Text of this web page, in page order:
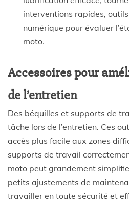
interventions rapides,
numérique pour évaluer
moto.
Accessoires pour
de l’entretien
Des béquilles et supports de
tâche lors de l’entretien. Ces
accès plus facile aux zones
supports de travail
moto peut grandement
petits ajustements de
travailler en toute sécurité et